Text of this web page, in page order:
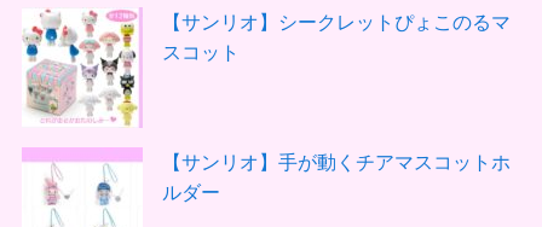
【サンリオ】シークレットぴょこのるマ
スコット
【サンリオ】手が動くチアマスコットホ
ルダー